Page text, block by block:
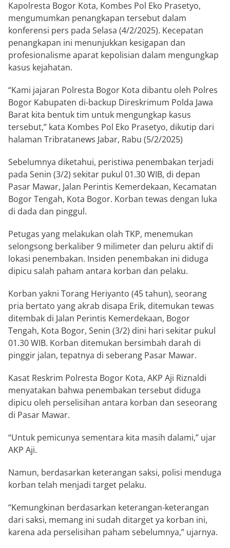
Kapolresta Bogor Kota, Kombes Pol Eko Prasetyo,
mengumumkan penangkapan tersebut dalam
konferensi pers pada Selasa (4/2/2025). Kecepatan
penangkapan ini menunjukkan kesigapan dan
profesionalisme aparat kepolisian dalam mengungkap
kasus kejahatan.
“Kami jajaran Polresta Bogor Kota dibantu oleh Polres
Bogor Kabupaten di-backup Direskrimum Polda Jawa
Barat kita bentuk tim untuk mengungkap kasus
tersebut,” kata Kombes Pol Eko Prasetyo, dikutip dari
halaman Tribratanews Jabar, Rabu (5/2/2025)
Sebelumnya diketahui, peristiwa penembakan terjadi
pada Senin (3/2) sekitar pukul 01.30 WIB, di depan
Pasar Mawar, Jalan Perintis Kemerdekaan, Kecamatan
Bogor Tengah, Kota Bogor. Korban tewas dengan luka
di dada dan pinggul.
Petugas yang melakukan olah TKP, menemukan
selongsong berkaliber 9 milimeter dan peluru aktif di
lokasi penembakan. Insiden penembakan ini diduga
dipicu salah paham antara korban dan pelaku.
Korban yakni Torang Heriyanto (45 tahun), seorang
pria bertato yang akrab disapa Erik, ditemukan tewas
ditembak di Jalan Perintis Kemerdekaan, Bogor
Tengah, Kota Bogor, Senin (3/2) dini hari sekitar pukul
01.30 WIB. Korban ditemukan bersimbah darah di
pinggir jalan, tepatnya di seberang Pasar Mawar.
Kasat Reskrim Polresta Bogor Kota, AKP Aji Riznaldi
menyatakan bahwa penembakan tersebut diduga
dipicu oleh perselisihan antara korban dan seseorang
di Pasar Mawar.
“Untuk pemicunya sementara kita masih dalami,” ujar
AKP Aji.
Namun, berdasarkan keterangan saksi, polisi menduga
korban telah menjadi target pelaku.
“Kemungkinan berdasarkan keterangan-keterangan
dari saksi, memang ini sudah ditarget ya korban ini,
karena ada perselisihan paham sebelumnya,” ujarnya.